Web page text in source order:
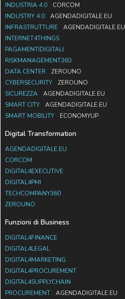
INDUSTRIA 4.0
CORCOM
INDUSTRY 4.0
AGENDADIGITALE.EU
INFRASTRUTTURE
AGENDADIGITALE.EU
INTERNET4THINGS
PAGAMENTIDIGITALI
RISKMANAGEMENT360
DATA CENTER
ZEROUNO
CYBERSECURITY
ZEROUNO
SICUREZZA
AGENDADIGITALE.EU
SMART CITY
AGENDADIGITALE.EU
SMART MOBILITY
ECONOMYUP
Digital Transformation
AGENDADIGITALE.EU
CORCOM
DIGITAL4EXECUTIVE
DIGITAL4PMI
TECHCOMPANY360
ZEROUNO
Funzioni di Business
DIGITAL4FINANCE
DIGITAL4LEGAL
DIGITAL4MARKETING
DIGITAL4PROCUREMENT
DIGITAL4SUPPLYCHAIN
PROCUREMENT
AGENDADIGITALE.EU